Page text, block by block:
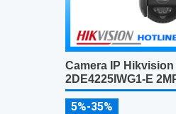
Camera IP Hikvision
2DE4225IWG1-E
5%-35%